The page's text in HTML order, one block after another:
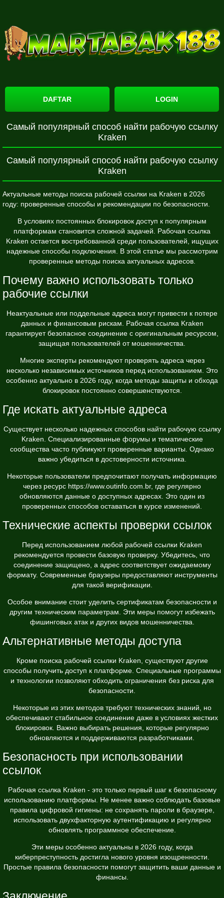
DAFTAR LOGIN
Самый популярный способ найти рабочую ссылку
Kraken
Самый популярный способ найти рабочую ссылку
Kraken
Актуальные методы поиска рабочей ссылки на Kraken в 2026
году: проверенные способы и рекомендации по безопасности.
В условиях постоянных блокировок доступ к популярным
платформам становится сложной задачей. Рабочая ссылка
Kraken остается востребованной среди пользователей, ищущих
надежные способы подключения. В этой статье мы рассмотрим
проверенные методы поиска актуальных адресов.
Почему важно использовать только
рабочие ссылки
Неактуальные или поддельные адреса могут привести к потере
данных и финансовым рискам. Рабочая ссылка Kraken
гарантирует безопасное соединение с оригинальным ресурсом,
защищая пользователей от мошенничества.
Многие эксперты рекомендуют проверять адреса через
несколько независимых источников перед использованием. Это
особенно актуально в 2026 году, когда методы защиты и обхода
блокировок постоянно совершенствуются.
Где искать актуальные адреса
Существует несколько надежных способов найти рабочую ссылку
Kraken. Специализированные форумы и тематические
сообщества часто публикуют проверенные варианты. Однако
важно убедиться в достоверности источника.
Некоторые пользователи предпочитают получать информацию
через ресурс https://www.outinfo.com.br, где регулярно
обновляются данные о доступных адресах. Это один из
проверенных способов оставаться в курсе изменений.
Технические аспекты проверки ссылок
Перед использованием любой рабочей ссылки Kraken
рекомендуется провести базовую проверку. Убедитесь, что
соединение защищено, а адрес соответствует ожидаемому
формату. Современные браузеры предоставляют инструменты
для такой верификации.
Особое внимание стоит уделить сертификатам безопасности и
другим техническим параметрам. Эти меры помогут избежать
фишинговых атак и других видов мошенничества.
Альтернативные методы доступа
Кроме поиска рабочей ссылки Kraken, существуют другие
способы получить доступ к платформе. Специальные программы
и технологии позволяют обходить ограничения без риска для
безопасности.
Некоторые из этих методов требуют технических знаний, но
обеспечивают стабильное соединение даже в условиях жестких
блокировок. Важно выбирать решения, которые регулярно
обновляются и поддерживаются разработчиками.
Безопасность при использовании
ссылок
Рабочая ссылка Kraken - это только первый шаг к безопасному
использованию платформы. Не менее важно соблюдать базовые
правила цифровой гигиены: не сохранять пароли в браузере,
использовать двухфакторную аутентификацию и регулярно
обновлять программное обеспечение.
Эти меры особенно актуальны в 2026 году, когда
киберпреступность достигла нового уровня изощренности.
Простые правила безопасности помогут защитить ваши данные и
финансы.